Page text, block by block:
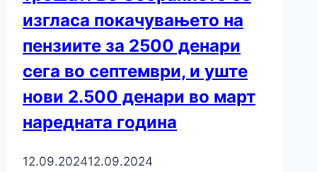
изгласа покачувањето на
пензиите за 2500 денари
сега во септември, и уште
нови 2.500 денари во март
наредната година
12.09.202412.09.2024